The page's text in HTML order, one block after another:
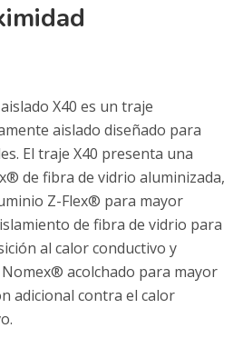
X40 es un traje
aislado diseñado para
El traje X40 presenta una
de fibra de vidrio aluminizada,
Z-Flex® para mayor
de fibra de vidrio para
al calor conductivo y
acolchado para mayor
adicional contra el calor